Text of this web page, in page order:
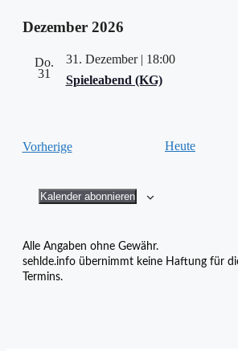
Dezember 2026
Do.
31
Spieleabend (KG)
31. Dezember | 18:00
VorherigeVeranstaltungen Heute
Kalender abonnieren
Alle Angaben ohne Gewähr.
sehlde.info übernimmt keine Haftung für
Termins.